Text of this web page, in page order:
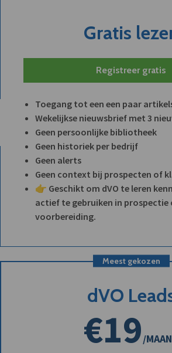
Gratis
Registreer gratis
Toegang tot een een paar
Wekelijkse nieuwsbrief met 3
Geen persoonlijke bibliotheek
Geen historiek per bedrijf
Geen alerts
Geen context bij prospecten of
👉 Geschikt om dVO te leren
actief te gebruiken in prospectie
voorbereiding.
Meest gekozen
dVO
€19/